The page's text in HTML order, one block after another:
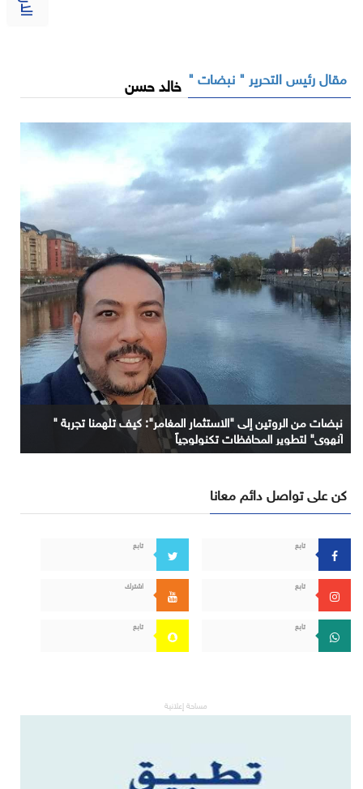
مقال رئيس التحرير " نبضات " خالد حسن
نبضات من الروتين إلى "الاستثمار المغامر": كيف تلهمنا تجربة "
آنهوي" لتطوير المحافظات تكنولوجياً
كن على تواصل دائم معانا
تابع تابع
تابع اشترك
تابع تابع
مساحة إعلانية